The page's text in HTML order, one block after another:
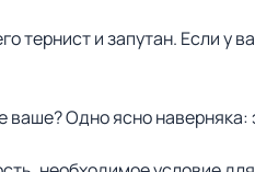
тернист и запутан. Если у
ваше? Одно ясно